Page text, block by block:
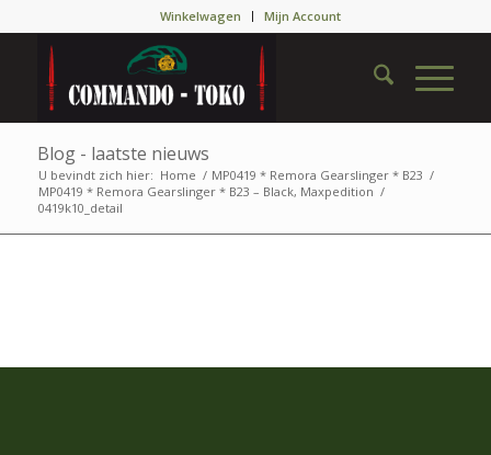
Winkelwagen Mijn Account
Blog - laatste nieuws
U bevindt zich hier: Home / MP0419 * Remora Gearslinger * B23 /
MP0419 * Remora Gearslinger * B23 – Black, Maxpedition /
0419k10_detail